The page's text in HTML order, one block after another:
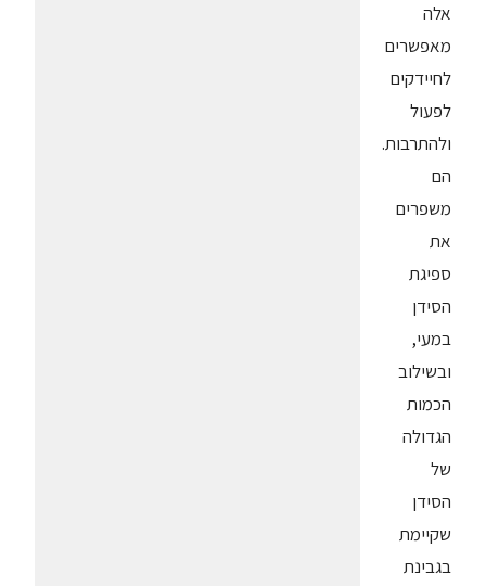
אלה
מאפשרים
לחיידקים
לפעול
ולהתרבות.
הם
משפרים
את
ספיגת
הסידן
במעי,
ובשילוב
הכמות
הגדולה
של
הסידן
שקיימת
בגבינת